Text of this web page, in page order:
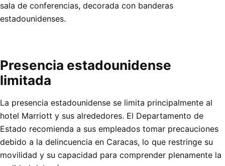
sala de conferencias, decorada con banderas
estadounidenses.
Presencia estadounidense
limitada
La presencia estadounidense se limita principalmente al
hotel Marriott y sus alrededores. El Departamento de
Estado recomienda a sus empleados tomar precauciones
debido a la delincuencia en Caracas, lo que restringe su
movilidad y su capacidad para comprender plenamente la